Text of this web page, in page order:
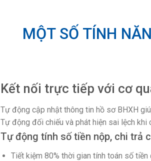
MỘT SỐ TÍNH
Kết nối trực tiếp với cơ
Tự động cập nhật thông tin hồ sơ BHXH
Tự động đối chiếu và phát hiện sai lệch khi
Tự động tính số tiền nộp, chi trả
Tiết kiệm 80% thời gian tính toán số